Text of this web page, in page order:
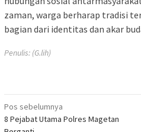
zaman, warga berharap tradisi
bagian dari identitas dan akar
Penulis: (G.lih)
Navigasi
pos
Pos sebelumnya
8 Pejabat Utama Polres Magetan